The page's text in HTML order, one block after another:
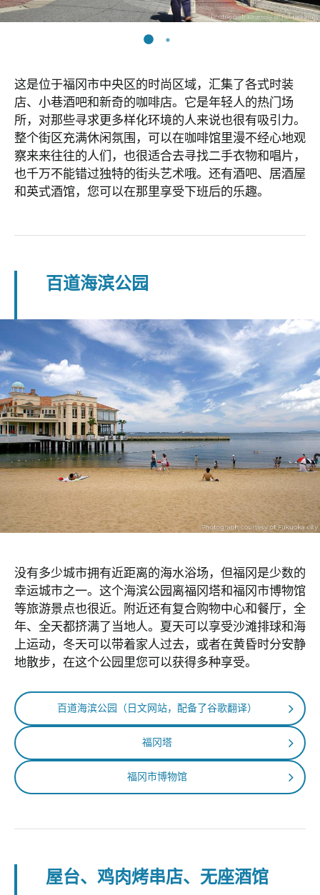
这是位于福冈市中央区的时尚区域，汇集了各式时装
店、小巷酒吧和新奇的咖啡店。它是年轻人的热门场
所，对那些寻求更多样化环境的人来说也很有吸引力。
整个街区充满休闲氛围，可以在咖啡馆里漫不经心地观
察来来往往的人们，也很适合去寻找二手衣物和唱片，
也千万不能错过独特的街头艺术哦。还有酒吧、居酒屋
和英式酒馆，您可以在那里享受下班后的乐趣。
百道海滨公园
没有多少城市拥有近距离的海水浴场，但福冈是少数的
幸运城市之一。这个海滨公园离福冈塔和福冈市博物馆
等旅游景点也很近。附近还有复合购物中心和餐厅，全
年、全天都挤满了当地人。夏天可以享受沙滩排球和海
上运动，冬天可以带着家人过去，或者在黄昏时分安静
地散步，在这个公园里您可以获得多种享受。
百道海滨公园（日文网站，配备了谷歌翻译）
福冈塔
福冈市博物馆
屋台、鸡肉烤串店、无座酒馆